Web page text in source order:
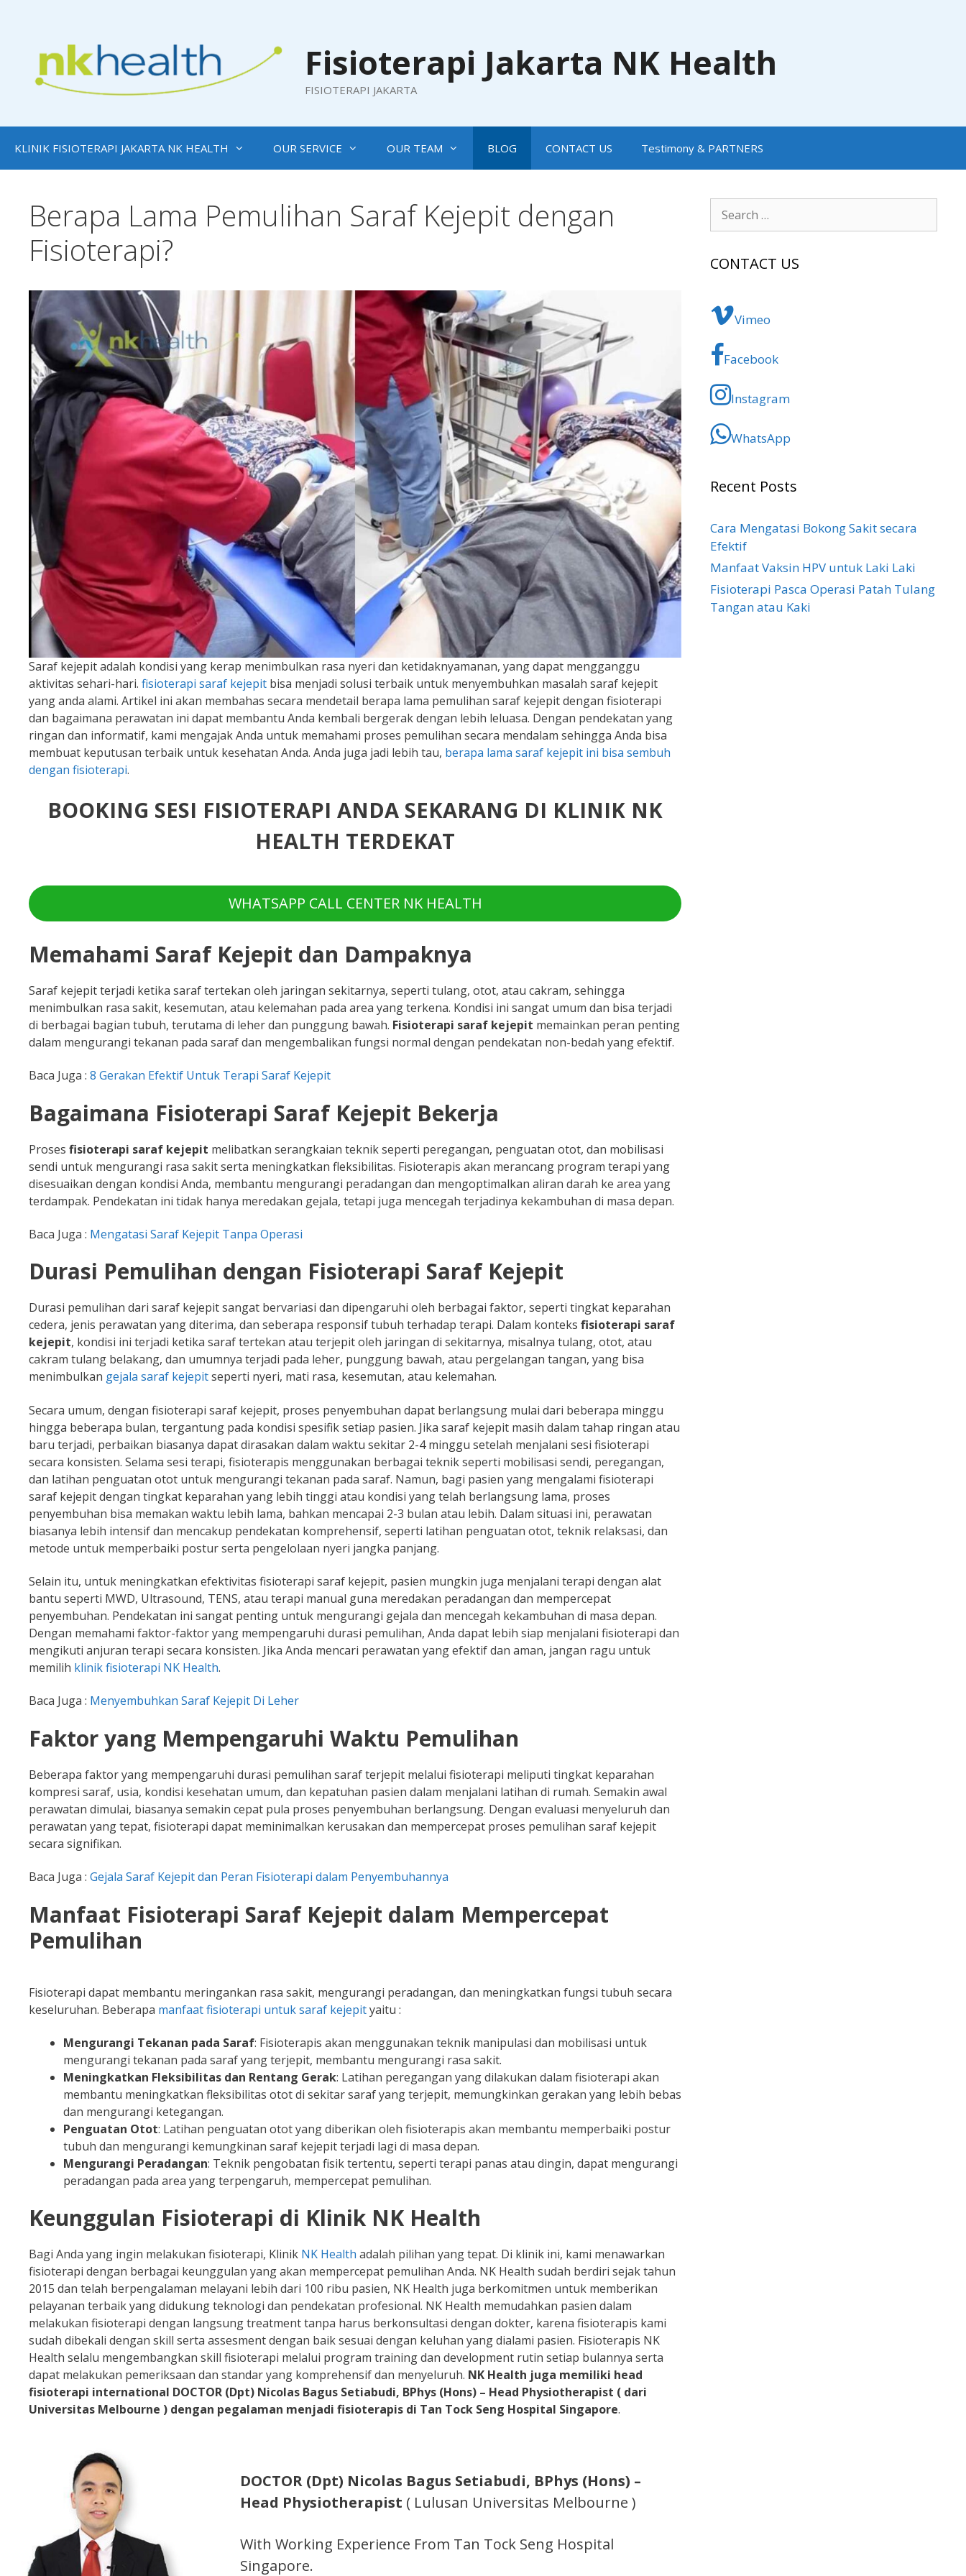
Fisioterapi Jakarta NK Health
FISIOTERAPI JAKARTA
KLINIK FISIOTERAPI JAKARTA NK HEALTH OUR SERVICE OUR TEAM BLOG CONTACT US Testimony & PARTNERS
Berapa Lama Pemulihan Saraf Kejepit dengan
Fisioterapi?
Saraf kejepit adalah kondisi yang kerap menimbulkan rasa nyeri dan ketidaknyamanan, yang dapat mengganggu
aktivitas sehari-hari. fisioterapi saraf kejepit bisa menjadi solusi terbaik untuk menyembuhkan masalah saraf kejepit
yang anda alami. Artikel ini akan membahas secara mendetail berapa lama pemulihan saraf kejepit dengan fisioterapi
dan bagaimana perawatan ini dapat membantu Anda kembali bergerak dengan lebih leluasa. Dengan pendekatan yang
ringan dan informatif, kami mengajak Anda untuk memahami proses pemulihan secara mendalam sehingga Anda bisa
membuat keputusan terbaik untuk kesehatan Anda. Anda juga jadi lebih tau, berapa lama saraf kejepit ini bisa sembuh
dengan fisioterapi.
BOOKING SESI FISIOTERAPI ANDA SEKARANG DI KLINIK NK
HEALTH TERDEKAT
WHATSAPP CALL CENTER NK HEALTH
Memahami Saraf Kejepit dan Dampaknya
Saraf kejepit terjadi ketika saraf tertekan oleh jaringan sekitarnya, seperti tulang, otot, atau cakram, sehingga
menimbulkan rasa sakit, kesemutan, atau kelemahan pada area yang terkena. Kondisi ini sangat umum dan bisa terjadi
di berbagai bagian tubuh, terutama di leher dan punggung bawah. Fisioterapi saraf kejepit memainkan peran penting
dalam mengurangi tekanan pada saraf dan mengembalikan fungsi normal dengan pendekatan non-bedah yang efektif.
Baca Juga : 8 Gerakan Efektif Untuk Terapi Saraf Kejepit
Bagaimana Fisioterapi Saraf Kejepit Bekerja
Proses fisioterapi saraf kejepit melibatkan serangkaian teknik seperti peregangan, penguatan otot, dan mobilisasi
sendi untuk mengurangi rasa sakit serta meningkatkan fleksibilitas. Fisioterapis akan merancang program terapi yang
disesuaikan dengan kondisi Anda, membantu mengurangi peradangan dan mengoptimalkan aliran darah ke area yang
terdampak. Pendekatan ini tidak hanya meredakan gejala, tetapi juga mencegah terjadinya kekambuhan di masa depan.
Baca Juga : Mengatasi Saraf Kejepit Tanpa Operasi
Durasi Pemulihan dengan Fisioterapi Saraf Kejepit
Durasi pemulihan dari saraf kejepit sangat bervariasi dan dipengaruhi oleh berbagai faktor, seperti tingkat keparahan
cedera, jenis perawatan yang diterima, dan seberapa responsif tubuh terhadap terapi. Dalam konteks fisioterapi saraf
kejepit, kondisi ini terjadi ketika saraf tertekan atau terjepit oleh jaringan di sekitarnya, misalnya tulang, otot, atau
cakram tulang belakang, dan umumnya terjadi pada leher, punggung bawah, atau pergelangan tangan, yang bisa
menimbulkan gejala saraf kejepitseperti nyeri, mati rasa, kesemutan, atau kelemahan.
Secara umum, dengan fisioterapi saraf kejepit, proses penyembuhan dapat berlangsung mulai dari beberapa minggu
hingga beberapa bulan, tergantung pada kondisi spesifik setiap pasien. Jika saraf kejepit masih dalam tahap ringan atau
baru terjadi, perbaikan biasanya dapat dirasakan dalam waktu sekitar 2-4 minggu setelah menjalani sesi fisioterapi
secara konsisten. Selama sesi terapi, fisioterapis menggunakan berbagai teknik seperti mobilisasi sendi, peregangan,
dan latihan penguatan otot untuk mengurangi tekanan pada saraf. Namun, bagi pasien yang mengalami fisioterapi
saraf kejepit dengan tingkat keparahan yang lebih tinggi atau kondisi yang telah berlangsung lama, proses
penyembuhan bisa memakan waktu lebih lama, bahkan mencapai 2-3 bulan atau lebih. Dalam situasi ini, perawatan
biasanya lebih intensif dan mencakup pendekatan komprehensif, seperti latihan penguatan otot, teknik relaksasi, dan
metode untuk memperbaiki postur serta pengelolaan nyeri jangka panjang.
Selain itu, untuk meningkatkan efektivitas fisioterapi saraf kejepit, pasien mungkin juga menjalani terapi dengan alat
bantu seperti MWD, Ultrasound, TENS, atau terapi manual guna meredakan peradangan dan mempercepat
penyembuhan. Pendekatan ini sangat penting untuk mengurangi gejala dan mencegah kekambuhan di masa depan.
Dengan memahami faktor-faktor yang mempengaruhi durasi pemulihan, Anda dapat lebih siap menjalani fisioterapi dan
mengikuti anjuran terapi secara konsisten. Jika Anda mencari perawatan yang efektif dan aman, jangan ragu untuk
memilih klinik fisioterapi NK Health.
Baca Juga : Menyembuhkan Saraf Kejepit Di Leher
Faktor yang Mempengaruhi Waktu Pemulihan
Beberapa faktor yang mempengaruhi durasi pemulihan saraf terjepit melalui fisioterapi meliputi tingkat keparahan
kompresi saraf, usia, kondisi kesehatan umum, dan kepatuhan pasien dalam menjalani latihan di rumah. Semakin awal
perawatan dimulai, biasanya semakin cepat pula proses penyembuhan berlangsung. Dengan evaluasi menyeluruh dan
perawatan yang tepat, fisioterapi dapat meminimalkan kerusakan dan mempercepat proses pemulihan saraf kejepit
secara signifikan.
Baca Juga : Gejala Saraf Kejepit dan Peran Fisioterapi dalam Penyembuhannya
Manfaat Fisioterapi Saraf Kejepit dalam Mempercepat
Pemulihan
Fisioterapi dapat membantu meringankan rasa sakit, mengurangi peradangan, dan meningkatkan fungsi tubuh secara
keseluruhan. Beberapa manfaat fisioterapi untuk saraf kejepityaitu :
Mengurangi Tekanan pada Saraf: Fisioterapis akan menggunakan teknik manipulasi dan mobilisasi untuk
mengurangi tekanan pada saraf yang terjepit, membantu mengurangi rasa sakit.
Meningkatkan Fleksibilitas dan Rentang Gerak: Latihan peregangan yang dilakukan dalam fisioterapi akan
membantu meningkatkan fleksibilitas otot di sekitar saraf yang terjepit, memungkinkan gerakan yang lebih bebas
dan mengurangi ketegangan.
Penguatan Otot: Latihan penguatan otot yang diberikan oleh fisioterapis akan membantu memperbaiki postur
tubuh dan mengurangi kemungkinan saraf kejepit terjadi lagi di masa depan.
Mengurangi Peradangan: Teknik pengobatan fisik tertentu, seperti terapi panas atau dingin, dapat mengurangi
peradangan pada area yang terpengaruh, mempercepat pemulihan.
Keunggulan Fisioterapi di Klinik NK Health
Bagi Anda yang ingin melakukan fisioterapi, Klinik NK Health adalah pilihan yang tepat. Di klinik ini, kami menawarkan
fisioterapi dengan berbagai keunggulan yang akan mempercepat pemulihan Anda. NK Health sudah berdiri sejak tahun
2015 dan telah berpengalaman melayani lebih dari 100 ribu pasien, NK Health juga berkomitmen untuk memberikan
pelayanan terbaik yang didukung teknologi dan pendekatan profesional. NK Health memudahkan pasien dalam
melakukan fisioterapi dengan langsung treatment tanpa harus berkonsultasi dengan dokter, karena fisioterapis kami
sudah dibekali dengan skill serta assesment dengan baik sesuai dengan keluhan yang dialami pasien. Fisioterapis NK
Health selalu mengembangkan skill fisioterapi melalui program training dan development rutin setiap bulannya serta
dapat melakukan pemeriksaan dan standar yang komprehensif dan menyeluruh. NK Health juga memiliki head
fisioterapi international DOCTOR (Dpt) Nicolas Bagus Setiabudi, BPhys (Hons) – Head Physiotherapist ( dari
Universitas Melbourne ) dengan pegalaman menjadi fisioterapis di Tan Tock Seng Hospital Singapore.
DOCTOR (Dpt) Nicolas Bagus Setiabudi, BPhys (Hons) –
Head Physiotherapist ( Lulusan Universitas Melbourne )
With Working Experience From Tan Tock Seng Hospital
Singapore.
Search
for:
CONTACT US
Vimeo
Facebook
Instagram
WhatsApp
Recent Posts
Cara Mengatasi Bokong Sakit​ secara
Efektif
Manfaat Vaksin HPV untuk Laki Laki
Fisioterapi Pasca Operasi Patah Tulang
Tangan atau Kaki